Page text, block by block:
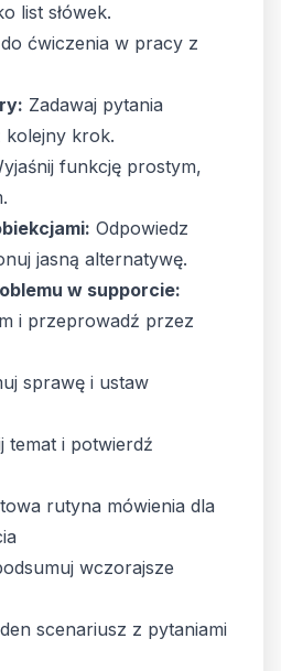
list słówek.
ćwiczenia w pracy z
Zadawaj pytania
kolejny krok.
funkcję prostym,
Odpowiedz
jasną alternatywę.
w supporcie:
i przeprowadź przez
sprawę i ustaw
temat i potwierdź
rutyna mówienia dla
wczorajsze
scenariusz z pytaniami